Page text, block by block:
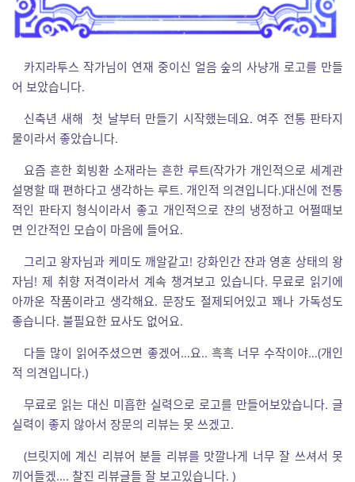
카지라투스 작가님이 연재 중이신 얼음 숲의 사냥개 로고를 만들
어 보았습니다.
신축년 새해 첫 날부터 만들기 시작했는데요. 여주 전통 판타지
물이라서 좋았습니다.
요즘 흔한 회빙환 소재라는 흔한 루트(작가가 개인적으로 세계관
설명할 때 편하다고 생각하는 루트. 개인적 의견입니다.)대신에 전통
적인 판타지 형식이라서 좋고 개인적으로 쟌의 냉정하고 어쩔때보
면 인간적인 모습이 마음에 들어요.
그리고 왕자님과 케미도 깨알같고! 강화인간 쟌과 영혼 상태의 왕
자님! 제 취향 저격이라서 계속 챙겨보고 있습니다. 무료로 읽기에
아까운 작품이라고 생각해요. 문장도 절제되어있고 꽤나 가독성도
좋습니다. 불필요한 묘사도 없어요.
다들 많이 읽어주셨으면 좋겠어…요.. 흑흑 너무 수작이야…(개인
적 의견입니다.)
무료로 읽는 대신 미흡한 실력으로 로고를 만들어보았습니다. 글
실력이 좋지 않아서 장문의 리뷰는 못 쓰겠고.
(브릿지에 계신 리뷰어 분들 리뷰를 맛깔나게 너무 잘 쓰셔서 못
끼어들겠…. 찰진 리뷰글들 잘 보고있습니다. )